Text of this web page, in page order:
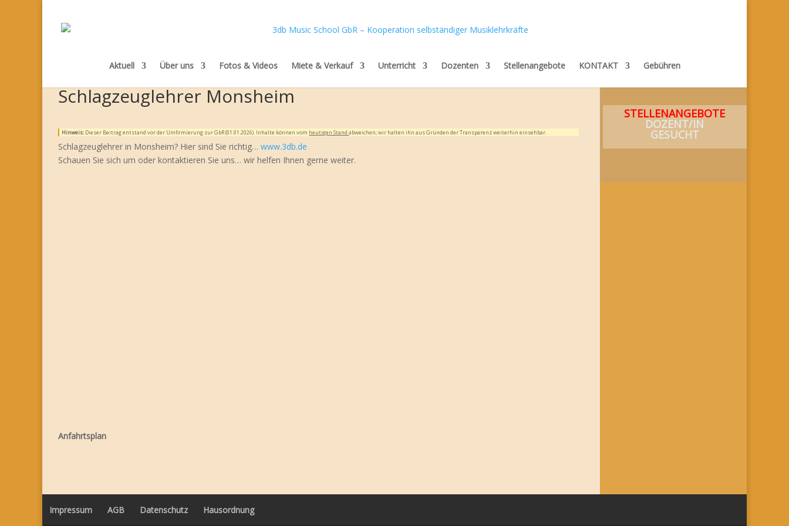
Aktuell Über uns Fotos & Videos Miete & Verkauf Unterricht Dozenten Stellenangebote KONTAKT Gebühren
Schlagzeuglehrer Monsheim
Hinweis: Dieser Beitrag entstand vor der Umfirmierung zur GbR (01.01.2026). Inhalte können vom heutigen Standabweichen; wir halten ihn aus Gründen der Transparenz weiterhin einsehbar.
Schlagzeuglehrer in Monsheim? Hier sind Sie richtig…www.3db.de
Schauen Sie sich um oder kontaktieren Sie uns… wir helfen Ihnen gerne weiter.
Anfahrtsplan
STELLENANGEBOTE
DOZENT/IN
GESUCHT
Impressum AGB Datenschutz Hausordnung